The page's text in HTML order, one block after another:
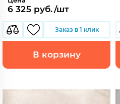
6 325 руб./шт
Заказ в 1 клик
В корзину